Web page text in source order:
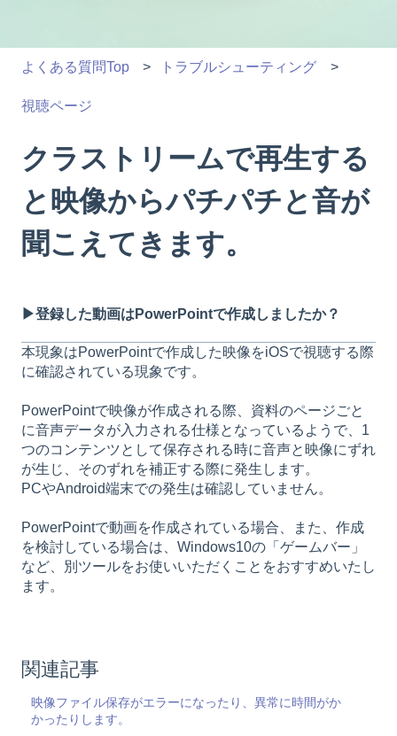
よくある質問Top トラブルシューティング
視聴ページ
クラストリームで再生する
と映像からパチパチと音が
聞こえてきます。
▶登録した動画は​PowerPointで作成しましたか？
本現象はPowerPointで作成した映像をiOSで視聴する際
に確認されている現象です。
PowerPointで映像が作成される際、資料のページごと
に音声データが入力される仕様となっているようで、1
つのコンテンツとして保存される時に音声と映像にずれ
が生じ、そのずれを補正する際に発生します。
PCやAndroid端末での発生は確認していません。
PowerPointで動画を作成されている場合、また、作成
を検討している場合は、Windows10の「ゲームバー」
など、別ツールをお使いいただくことをおすすめいたし
ます。
関連記事
映像ファイル保存がエラーになったり、異常に時間がか
かったりします。